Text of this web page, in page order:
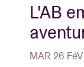
L'AB
MAR 26